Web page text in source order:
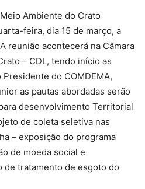
Ambiente do Crato
feira, dia 15 de março, a
reunião acontecerá na Câmara
– CDL, tendo início as
do COMDEMA,
as pautas abordadas serão
desenvolvimento Territorial
de coleta seletiva nas
– exposição do programa
de moeda social e
de tratamento de esgoto do